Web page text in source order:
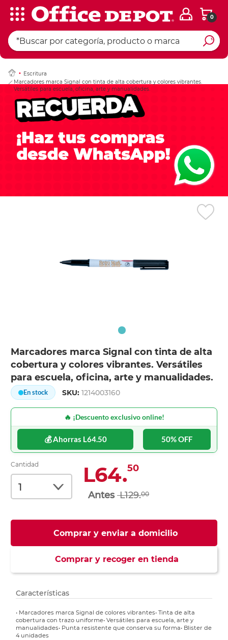
0
Escritura
Marcadores marca Signal con tinta de alta cobertura y colores vibrantes.
Versátiles para escuela, oficina, arte y manualidades.
Marcadores marca Signal con tinta de alta
cobertura y colores vibrantes. Versátiles
para escuela, oficina, arte y manualidades.
En stock SKU:1214003160
🔥 ¡Descuento exclusivo online!
💰 Ahorras L64.50 50% OFF
Cantidad L64.50
L129.00
Comprar y enviar a domicilio
Comprar y recoger en tienda
Ingresar Codigo
Características
• Marcadores marca Signal de colores vibrantes• Tinta de alta
cobertura con trazo uniforme• Versátiles para escuela, arte y
manualidades• Punta resistente que conserva su forma• Blister de
4 unidades